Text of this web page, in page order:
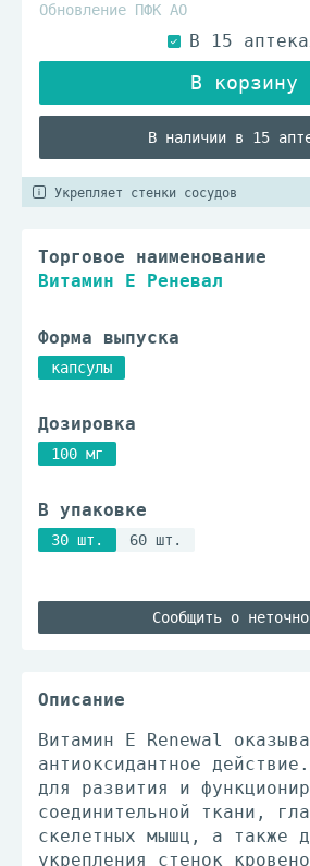
Обновление ПФК АО
В наличии в 15
Укрепляет стенки сосудов
Торговое наименование
Витамин E Реневал
Форма выпуска
капсулы
Дозировка
100 мг
В упаковке
30 шт. 60 шт.
Сообщить о
Описание
Витамин Е Renewal
антиоксидантное
для развития и
соединительной ткани,
скелетных мышц, а также
укрепления стенок